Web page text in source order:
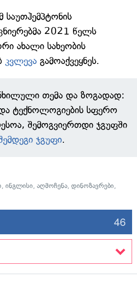
საუთჰემპტონის
2021 წელს
ახალი სახეობის
კვლევა გამოაქვეყნეს.
თემა და ზოგადად:
და ტექნოლოგიების სფერო
შემოგვიერთდი ჯგუფში
ჯგუფი.
, ინგლისი, აღმოჩენა, დინოზავრები,
46